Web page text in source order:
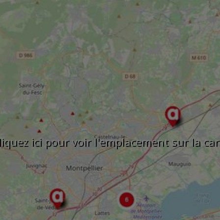
ici pour voir l'emplacement sur la